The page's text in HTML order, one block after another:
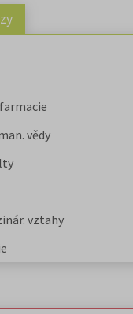
vědy
vztahy